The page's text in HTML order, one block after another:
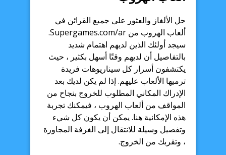
حل الألغاز والعثور على جميع القرائن في
ألعاب الهروب من Supergames.com/ar.
سيجد أولئك الذين لديهم اهتمام شديد
بالتفاصيل أن لديهم وقتًا أسهل بكثير ، حيث
يكتشفون أسرار كل سيناريوهات فريدة
ترميها الألعاب عليهم. إذا لم يكن لديك بعد
الإدراك المكاني المطلوب للخروج بنجاح من
المواقف من ألعاب الهروب ، فيمكنك تجربة
هذه الإمكانية هنا. يمكن أن يكون كل شيء
وتفصيل وسيلة للانتقال إلى الغرفة المجاورة
، وتقربك من الخروج.